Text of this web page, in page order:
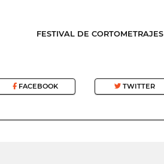
FESTIVAL DE CORTOMETRAJES
FACEBOOK TWITTER